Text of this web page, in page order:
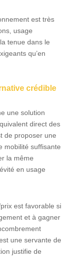
est très
usage
tenue dans le
qu’en
crédible
une solution
direct des
de proposer une
mobilité suffisante
la même
en usage
est favorable si
et à gagner
une servante de
justifie de